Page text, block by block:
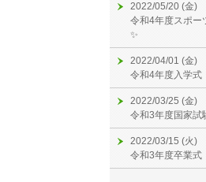
2022/05/20 (金)
令和4年度スポー
✨
2022/04/01 (金)
令和4年度入学式
2022/03/25 (金)
令和3年度国家試
2022/03/15 (火)
令和3年度卒業式